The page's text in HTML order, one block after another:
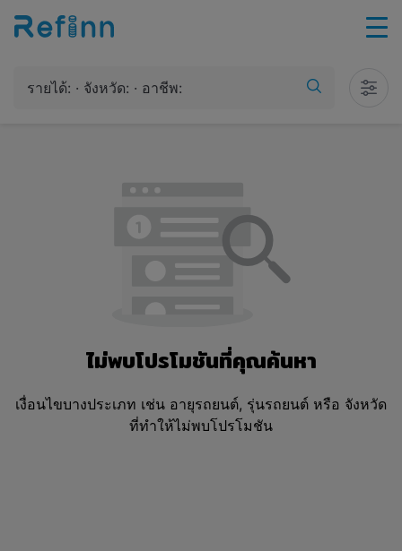
รายได้: · จังหวัด: · อาชีพ:
ไม่พบโปรโมชันที่คุณค้นหา
เงื่อนไขบางประเภท เช่น อายุรถยนต์, รุ่นรถยนต์ หรือ จังหวัด
ที่ทำให้ไม่พบโปรโมชัน